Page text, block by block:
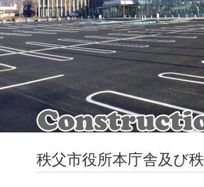
秩父市役所本庁舎及び